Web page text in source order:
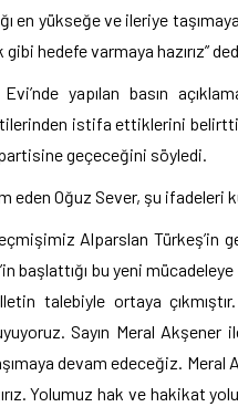
en yükseğe ve ileriye
hedefe varmaya hazırız”
Evi’nde yapılan basın
istifa ettiklerini
geçeceğini söyledi.
eden Oğuz Sever, şu ifadeleri
Alparslan Türkeş’in
başlattığı bu yeni
talebiyle ortaya çıkmıştır.
Sayın Meral
devam edeceğiz. Meral
Yolumuz hak ve hakikat